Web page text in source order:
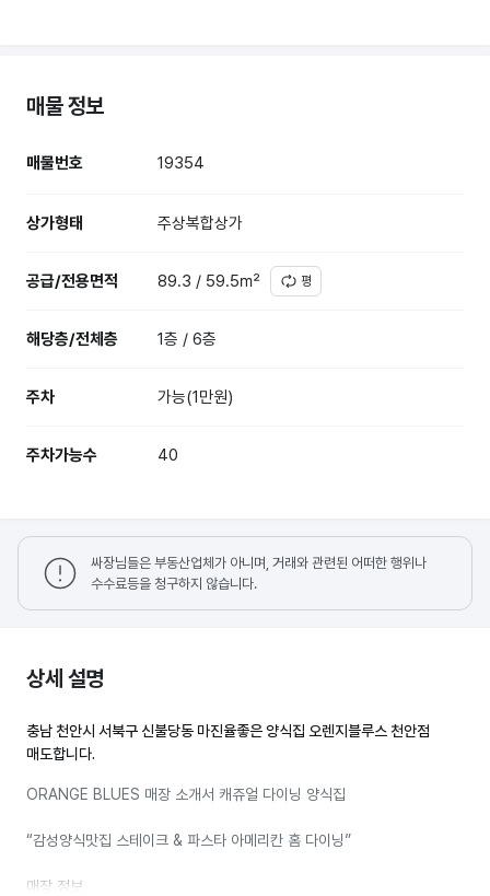
매물 정보
매물번호 19354
상가형태 주상복합상가
공급/전용면적 89.3 / 59.5㎡ 평
해당층/전체층 1층 / 6층
주차 가능(1만원)
주차가능수 40
싸장님들은 부동산업체가 아니며, 거래와 관련된 어떠한 행위나
수수료등을 청구하지 않습니다.
상세 설명
충남 천안시 서북구 신불당동 마진율좋은 양식집 오렌지블루스 천안점
매도합니다.
ORANGE BLUES 매장 소개서 캐쥬얼 다이닝 양식집
“감성양식맛집 스테이크 & 파스타 아메리칸 홈 다이닝”
매장 정보